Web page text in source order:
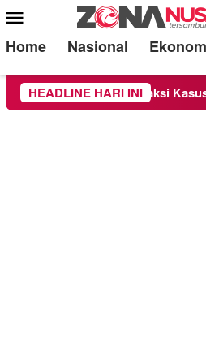
Mobile
Menu
Home Nasional
HEADLINE HARI INI
Sebagai Saksi Kasus